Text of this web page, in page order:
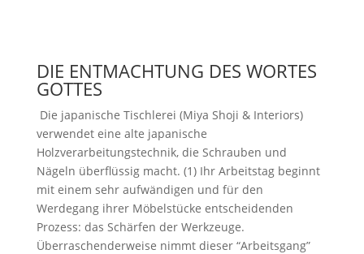
DIE ENTMACHTUNG DES WORTES
GOTTES
Die japanische Tischlerei (Miya Shoji & Interiors)
verwendet eine alte japanische
Holzverarbeitungstechnik, die Schrauben und
Nägeln überflüssig macht. (1) Ihr Arbeitstag beginnt
mit einem sehr aufwändigen und für den
Werdegang ihrer Möbelstücke entscheidenden
Prozess: das Schärfen der Werkzeuge.
Überraschenderweise nimmt dieser “Arbeitsgang”